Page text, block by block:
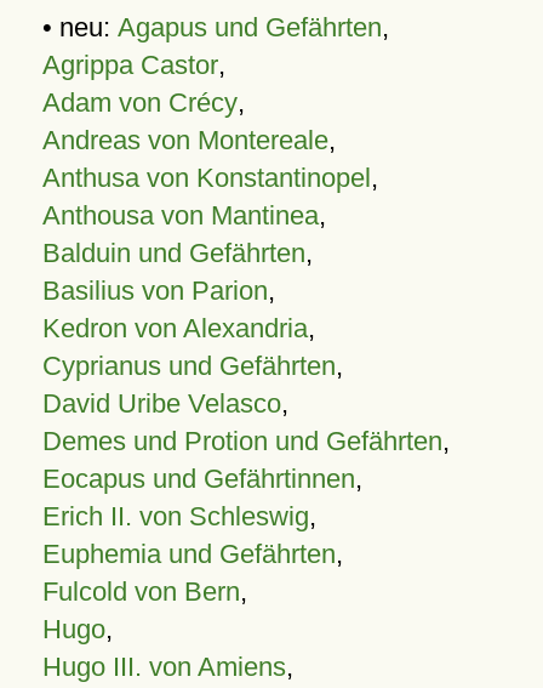
• neu: Agapus und Gefährten,
Agrippa Castor,
Adam von Crécy,
Andreas von Montereale,
Anthusa von Konstantinopel,
Anthousa von Mantinea,
Balduin und Gefährten,
Basilius von Parion,
Kedron von Alexandria,
Cyprianus und Gefährten,
David Uribe Velasco,
Demes und Protion und Gefährten,
Eocapus und Gefährtinnen,
Erich II. von Schleswig,
Euphemia und Gefährten,
Fulcold von Bern,
Hugo,
Hugo III. von Amiens,